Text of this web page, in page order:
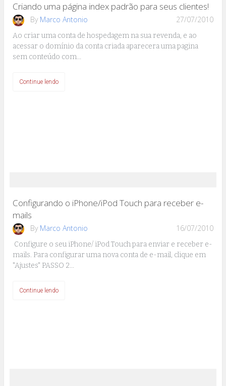
Criando uma página index padrão para seus clientes!
By Marco Antonio 27/07/2010
Ao criar uma conta de hospedagem na sua revenda, e ao
acessar o domínio da conta criada aparecera uma pagina
sem conteúdo com…
Continue lendo
Configurando o iPhone/iPod Touch para receber e-
mails
By Marco Antonio 16/07/2010
Configure o seu iPhone/ iPod Touch para enviar e receber e-
mails. Para configurar uma nova conta de e-mail, clique em
"Ajustes" PASSO 2…
Continue lendo